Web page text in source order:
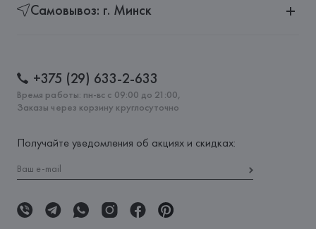
Самовывоз: г. Минск
+375 (29) 633-2-633
Время работы: пн-вс с 09:00 до 21:00,
Заказы через корзину круглосуточно
Получайте уведомления об акциях и скидках: